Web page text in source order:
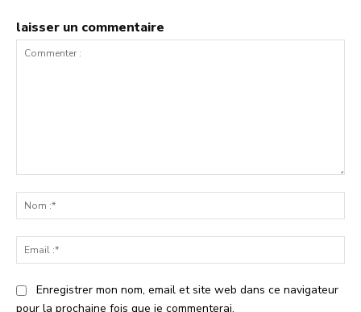
laisser un commentaire
:*
:*
Enregistrer mon nom, email et site web dans ce navigateur